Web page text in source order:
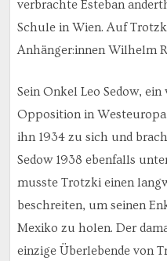
verbrachte Esteban
Schule in Wien. Auf
Anhänger:innen Wilhelm
Sein Onkel Leo Sedow,
Opposition in
ihn 1934 zu sich und
Sedow 1938 ebenfalls
musste Trotzki einen
beschreiten, um seinen
Mexiko zu holen. Der
einzige Überlebende von